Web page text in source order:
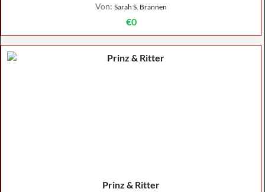
Von: Sarah S. Brannen
€0
Prinz & Ritter